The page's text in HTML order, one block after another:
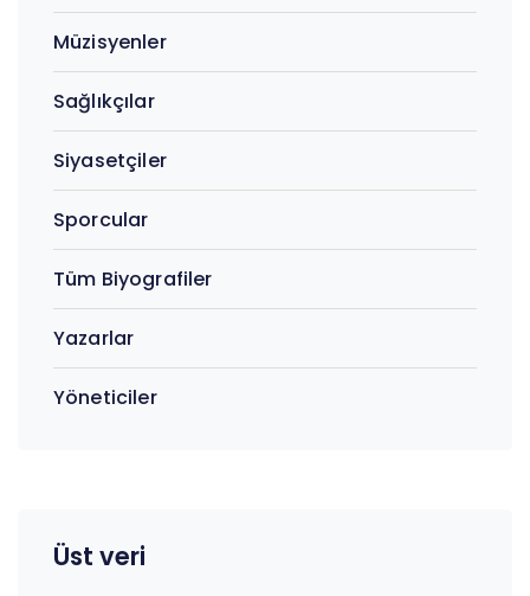
Müzisyenler
Sağlıkçılar
Siyasetçiler
Sporcular
Tüm Biyografiler
Yazarlar
Yöneticiler
Üst veri